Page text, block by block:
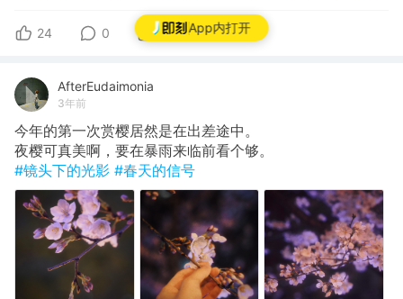
App内打开
24 0 0
AfterEudaimonia
3年前
今年的第一次赏樱居然是在出差途中。
夜樱可真美啊，要在暴雨来临前看个够。
#镜头下的光影 #春天的信号